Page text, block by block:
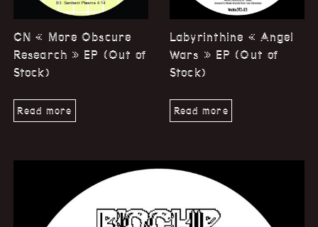
Labyrinthine « Angel
Wars » EP (Out of
Stock)
Read more
CN « More Obscure
Research » EP (Out of
Stock)
Read more